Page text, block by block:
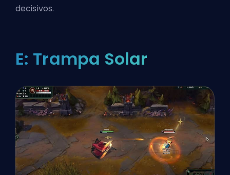
decisivos.
E: Trampa Solar